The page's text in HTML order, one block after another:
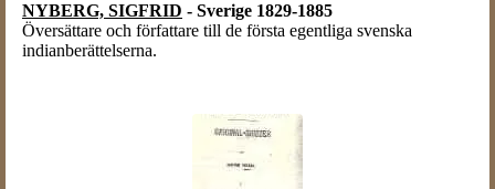
NYBERG, SIGFRID - Sverige 1829-1885
Översättare och författare till de första egentliga svenska
indianberättelserna.